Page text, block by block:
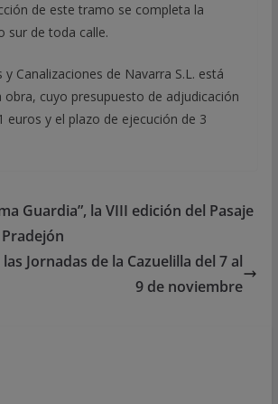
de este tramo se completa la
sur de toda calle.
y Canalizaciones de Navarra S.L. está
obra, cuyo presupuesto de adjudicación
euros y el plazo de ejecución de 3
Guardia”, la VIII edición del Pasaje
Jornadas de la Cazuelilla del 7 al
9 de noviembre